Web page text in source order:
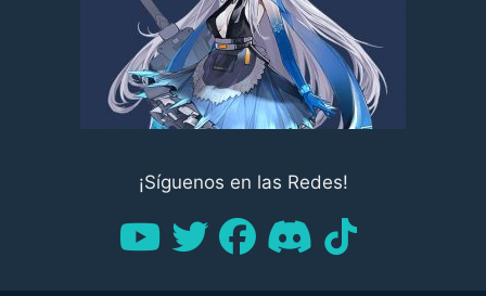
¡Síguenos en las Redes!